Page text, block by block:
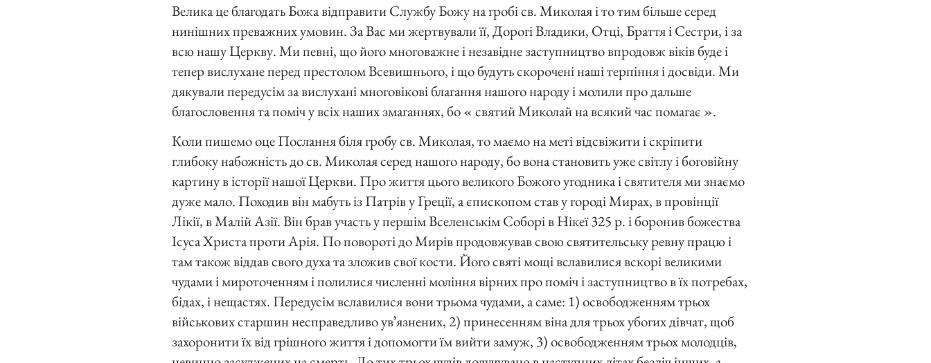
Велика це благодать Божа відправити Службу Божу на гробі св. Миколая і то тим більше серед
нинішних преважних умовин. За Вас ми жертвували її, Дорогі Владики, Отці, Браття і Сестри, і за
всю нашу Церкву. Ми певні, що його многоважне і незавідне заступництво впродовж віків буде і
тепер вислухане перед престолом Всевишнього, і що будуть скорочені наші терпіння і досвіди. Ми
дякували передусім за вислухані многовікові благання нашого народу і молили про дальше
благословення та поміч у всіх наших змаганнях, бо « святий Миколай на всякий час помагає ».
Коли пишемо оце Послання біля гробу св. Миколая, то маємо на меті відсвіжити і скріпити
глибоку набожність до св. Миколая серед нашого народу, бо вона становить уже світлу і боговійну
картину в історії нашої Церкви. Про життя цього великого Божого угодника і святителя ми знаємо
дуже мало. Походив він мабуть із Патрів у Греції, а єпископом став у городі Мирах, в провінції
Лікії, в Малій Азії. Він брав участь у першім Вселенськім Соборі в Нікеї 325 р. і боронив божества
Ісуса Христа проти Арія. По повороті до Мирів продовжував свою святительську ревну працю і
там також віддав свого духа та зложив свої кости. Його святі мощі вславилися вскорі великими
чудами і мироточенням і полилися численні моління вірних про поміч і заступництво в їх потребах,
бідах, і нещастях. Передусім вславилися вони трьома чудами, а саме: 1) освободженням трьох
військових старшин несправедливо увʼязнених, 2) принесенням віна для трьох убогих дівчат, щоб
захоронити їх від грішного життя і допомогти їм вийти замуж, 3) освободженням трьох молодців,